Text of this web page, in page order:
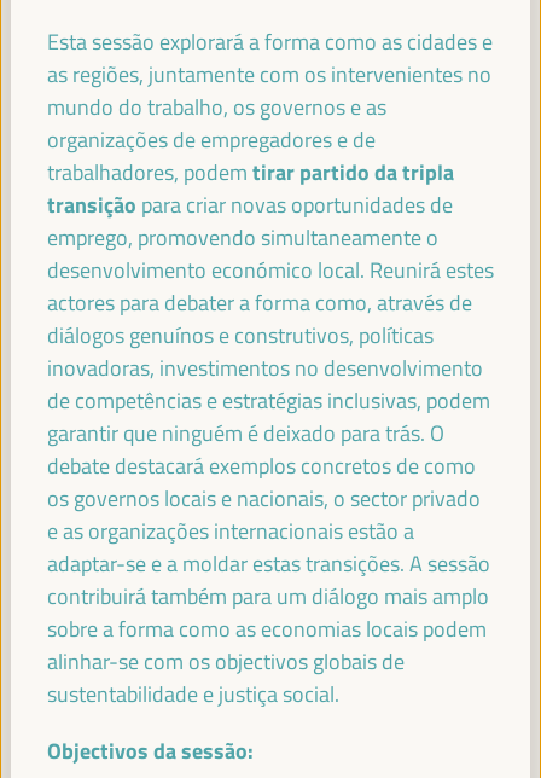
PATRICK MOLINOZ
Membro do Comité Europeu das Regiões, Vice-Presidente
da Região Borgonha-Franco-Condado - Comissão
Europeia
Comissão Europeia
JOSÉ LUIS GARCÍA MARTÍN
Vice-Presidente da FAMSI, Vice-Prefeito e Chefe da Área
de Atenção Preferencial Bairros e Direitos Sociais... -
Fundo Andaluz de Municípios para a Solidariedade
Internacional (FAMSI)
España
EMILIA SÁIZ
Secretaria General - Cidades e Governos Locais Unidos
(CGLU)UCLG
FRANCISCO TOAJAS
Provincial de Sevilha e Presidente da Comissão de... -
Fundo Andaluz de Municípios para a Solidariedade
Esta sessão explorará a forma como as cidades e
as regiões, juntamente com os intervenientes no
mundo do trabalho, os governos e as
organizações de empregadores e de
trabalhadores, podem tirar partido da tripla
transição para criar novas oportunidades de
emprego, promovendo simultaneamente o
desenvolvimento económico local. Reunirá estes
actores para debater a forma como, através de
diálogos genuínos e construtivos, políticas
inovadoras, investimentos no desenvolvimento
de competências e estratégias inclusivas, podem
garantir que ninguém é deixado para trás. O
debate destacará exemplos concretos de como
os governos locais e nacionais, o sector privado
e as organizações internacionais estão a
adaptar-se e a moldar estas transições. A sessão
contribuirá também para um diálogo mais amplo
sobre a forma como as economias locais podem
alinhar-se com os objectivos globais de
sustentabilidade e justiça social.
Objectivos da sessão: